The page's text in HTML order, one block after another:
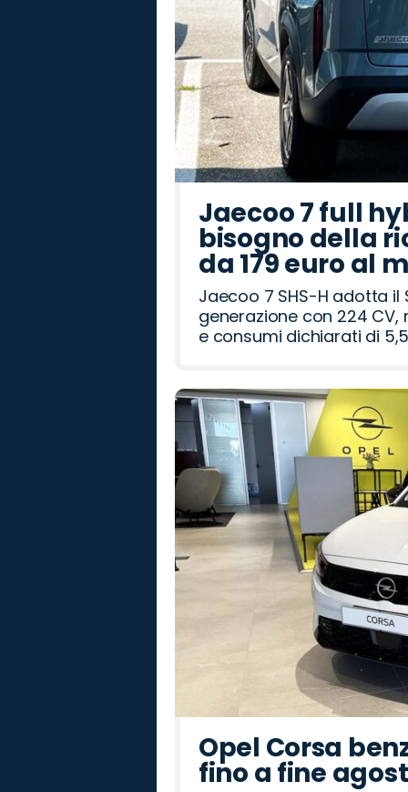
Jaecoo 7 full
bisogno della
da 179 euro al
Jaecoo 7 SHS-H adotta il
generazione con 224 CV,
e consumi dichiarati di
Opel Corsa
fino a fine